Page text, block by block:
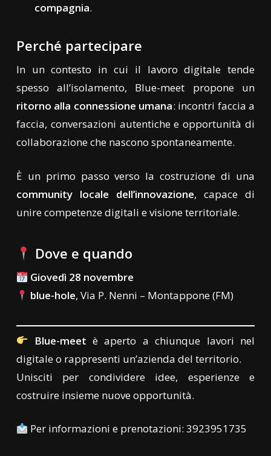
compagnia.
Perché partecipare
In un contesto in cui il lavoro digitale tende
spesso all’isolamento, Blue-meet propone un
ritorno alla connessione umana: incontri faccia a
faccia, conversazioni autentiche e opportunità di
collaborazione che nascono spontaneamente.
È un primo passo verso la costruzione di una
community locale dell’innovazione, capace di
unire competenze digitali e visione territoriale.
Dove e quando
Giovedì 28 novembre
blue-hole, Via P. Nenni – Montappone (FM)
Blue-meet è aperto a chiunque lavori nel
digitale o rappresenti un’azienda del territorio.
Unisciti per condividere idee, esperienze e
costruire insieme nuove opportunità.
Per informazioni e prenotazioni: 3923951735